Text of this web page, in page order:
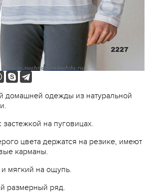
домашней одежды из натуральной
на пуговицах.
цвета держатся на резике, имеют
карманы.
мягкий на ощупь.
размерный ряд.